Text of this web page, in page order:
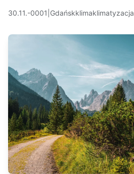
30.11.-0001 Gdańskklimaklimatyzacja